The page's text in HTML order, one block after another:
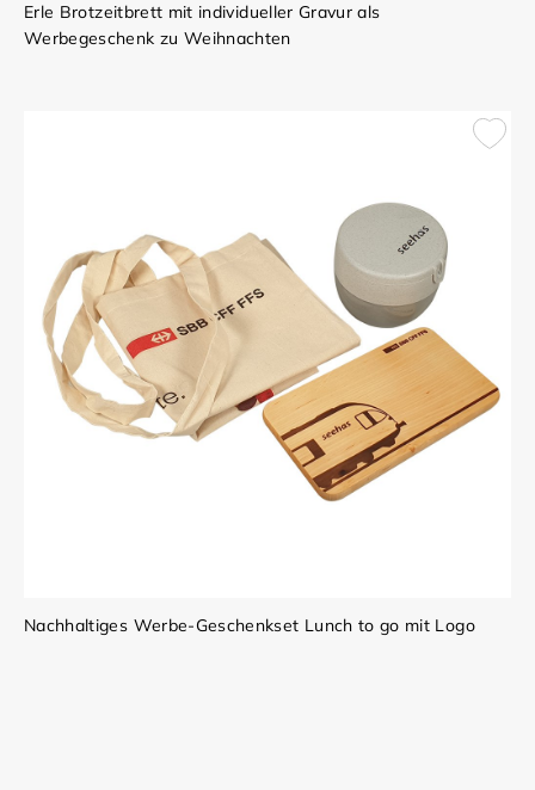
Erle Brotzeitbrett mit individueller Gravur als
Werbegeschenk zu Weihnachten
Nachhaltiges Werbe-Geschenkset Lunch to go mit Logo